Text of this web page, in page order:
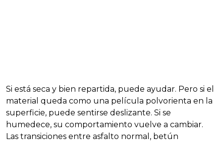
Si está seca y bien repartida, puede ayudar. Pero si el
material queda como una película polvorienta en la
superficie, puede sentirse deslizante. Si se
humedece, su comportamiento vuelve a cambiar.
Las transiciones entre asfalto normal, betún